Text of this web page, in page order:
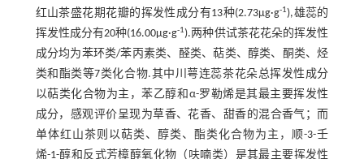
红山茶盛花期花瓣的挥发性成分有13种(2.73μg·g-1),雄蕊的
挥发性成分有20种(16.00μg·g-1).两种供试茶花花朵的挥发性
成分均为苯环类/苯丙素类、醛类、萜类、醇类、酮类、烃
类和酯类等7类化合物.其中川萼连蕊茶花朵总挥发性成分
以萜类化合物为主，苯乙醇和α-罗勒烯是其最主要挥发性
成分，感观评价呈现为草香、花香、甜香的混合香气；而
单体红山茶则以萜类、醇类、酯类化合物为主，顺-3-壬
烯-1-醇和反式芳樟醇氧化物（呋喃类）是其最主要挥发性